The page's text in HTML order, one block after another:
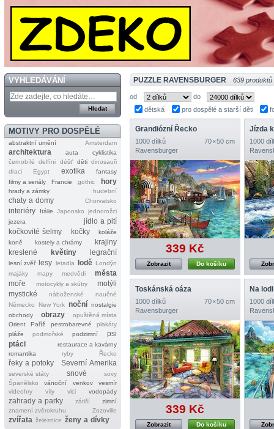
VYHLEDÁVÁNÍ
MOTIVY PRO DOSPĚLÉ
abstraktní umění Amsterdam
architektura auta
cyklistika
černobílé
delfíni déšť děti dinosauři
draci
Egypt exotika
fantasy
filmy a seriály
Francie gothic hory
hrady a zámky hudební
chaty a domy Chorvatsko
interiéry Itálie Japonsko
jednorožci
jezera
jídlo a pití
kočkovité šelmy
kočky
koláže
koně
kostely a chrámy
krajiny
kreslené
květiny legrační
lesní zvěř lesy letadla lodě Londýn
majáky
mapy medvědi
města
moře
motocykly a skútry
motýli
mystické
náboženské
naučné
Německo
New York noční nostalgie
obchody
obrazy
opuštěná místa
Orient
Paříž pestrobarevné
plakáty
pláže
podmořské podzimní
psi
ptáci
restaurace a kavárny
romantika
ryby Řecko
řeky a potoky Severní Amerika
severské státy snové
sovy
Španělsko
vánoční venkov
vesmír
videohry
víly vlci vodopády
zahrady a parky zátiší
zimní
znamení zvěrokruhu
Zozoville
zvířata železnice ženy a dívky
PUZZLE RAVENSBURGER 639 produktů
od
do
dětská
pro dospělé a starší děti
Grandiózní Řecko
1000 dílků
70 × 50 cm
Ravensburger
339 Kč
Do košíku
Zobrazit
1000
Toskánská oáza
1000 dílků
70 × 50 cm
Ravensburger
339 Kč
Do košíku
Zobrazit
Na
1000